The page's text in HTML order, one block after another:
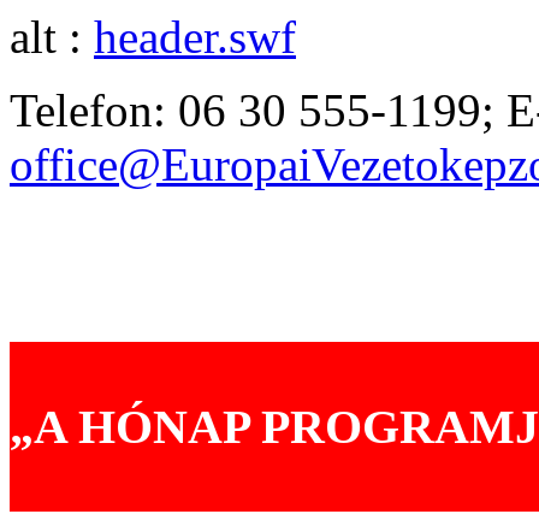
alt : header.swf
Telefon: 06 30 555-1199;
„A HÓNAP